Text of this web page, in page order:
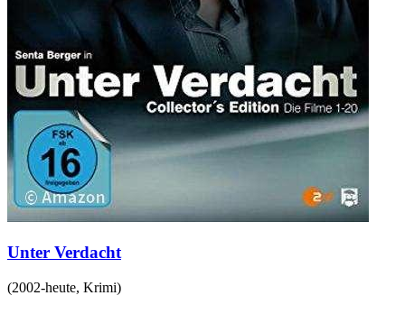
Unter Verdacht
(2002-heute, Krimi)